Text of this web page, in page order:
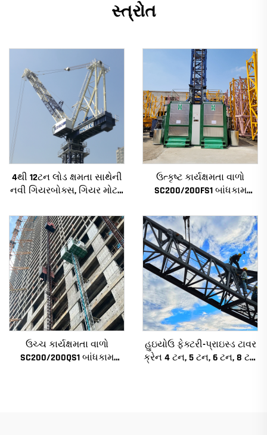
સ્ત્રોત
4થી 12ટન લોડ ક્ષમતા સાથેની
નવી ગિયરબોક્સ, ગિયર મોટર,
ટાવર ક્રેન
ઉત્કૃષ્ટ કાર્યક્ષમતા વાળો
SC200/200FS1 બાંધકામ
લિફ્ટ શાફ્ટ માટે આલ્જેરિયા
માટે
ઉચ્ચ કાર્યક્ષમતા વાળો
SC200/200QS1 બાંધકામ
હુઇયોઉ ફેક્ટરી-પ્રાઇસ્ડ ટાવર
ક્રેન 4 ટન, 5 ટન, 6 ટન, 8 ટન